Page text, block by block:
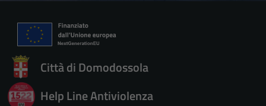
Città di Domodossola
Help Line Antiviolenza